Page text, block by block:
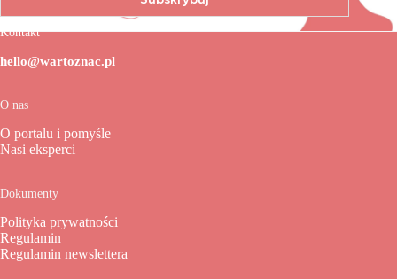
Kontakt
hello@wartoznac.pl
O nas
O portalu i pomyśle
Nasi eksperci
Dokumenty
Polityka prywatności
Regulamin
Regulamin newslettera